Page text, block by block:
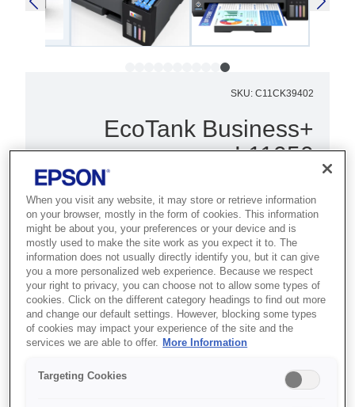
SKU: C11CK39402
EcoTank Business+
L11050
Best for demanding businesses that
need fast A3 colour printing with high-
volume handling and low costs.
Goodbye cartridges
A3 Print
Wireless connectivity
When you visit any website, it may store or retrieve information
on your browser, mostly in the form of cookies. This information
might be about you, your preferences or your device and is
mostly used to make the site work as you expect it to. The
information does not usually directly identify you, but it can give
you a more personalized web experience. Because we respect
your right to privacy, you can choose not to allow some types of
cookies. Click on the different category headings to find out more
and change our default settings. However, blocking some types
of cookies may impact your experience of the site and the
services we are able to offer.
More Information
Targeting Cookies